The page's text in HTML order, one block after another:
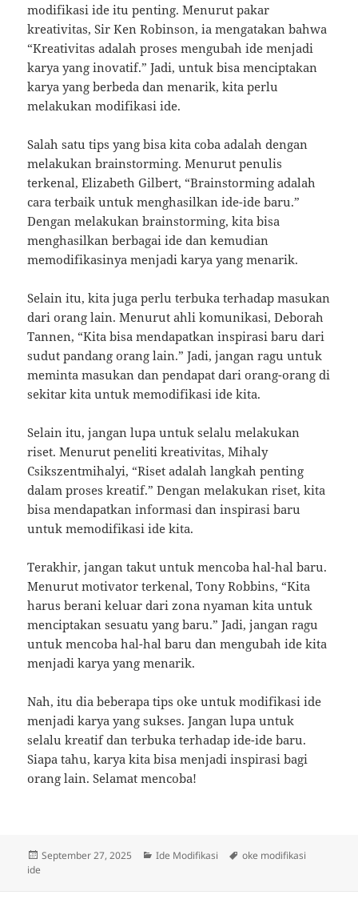
modifikasi ide itu penting. Menurut pakar
kreativitas, Sir Ken Robinson, ia mengatakan bahwa
“Kreativitas adalah proses mengubah ide menjadi
karya yang inovatif.” Jadi, untuk bisa menciptakan
karya yang berbeda dan menarik, kita perlu
melakukan modifikasi ide.
Salah satu tips yang bisa kita coba adalah dengan
melakukan brainstorming. Menurut penulis
terkenal, Elizabeth Gilbert, “Brainstorming adalah
cara terbaik untuk menghasilkan ide-ide baru.”
Dengan melakukan brainstorming, kita bisa
menghasilkan berbagai ide dan kemudian
memodifikasinya menjadi karya yang menarik.
Selain itu, kita juga perlu terbuka terhadap masukan
dari orang lain. Menurut ahli komunikasi, Deborah
Tannen, “Kita bisa mendapatkan inspirasi baru dari
sudut pandang orang lain.” Jadi, jangan ragu untuk
meminta masukan dan pendapat dari orang-orang di
sekitar kita untuk memodifikasi ide kita.
Selain itu, jangan lupa untuk selalu melakukan
riset. Menurut peneliti kreativitas, Mihaly
Csikszentmihalyi, “Riset adalah langkah penting
dalam proses kreatif.” Dengan melakukan riset, kita
bisa mendapatkan informasi dan inspirasi baru
untuk memodifikasi ide kita.
Terakhir, jangan takut untuk mencoba hal-hal baru.
Menurut motivator terkenal, Tony Robbins, “Kita
harus berani keluar dari zona nyaman kita untuk
menciptakan sesuatu yang baru.” Jadi, jangan ragu
untuk mencoba hal-hal baru dan mengubah ide kita
menjadi karya yang menarik.
Nah, itu dia beberapa tips oke untuk modifikasi ide
menjadi karya yang sukses. Jangan lupa untuk
selalu kreatif dan terbuka terhadap ide-ide baru.
Siapa tahu, karya kita bisa menjadi inspirasi bagi
orang lain. Selamat mencoba!
Posted
September 27, 2025 Categories
Ide Modifikasi Tags
oke modifikasi
ide